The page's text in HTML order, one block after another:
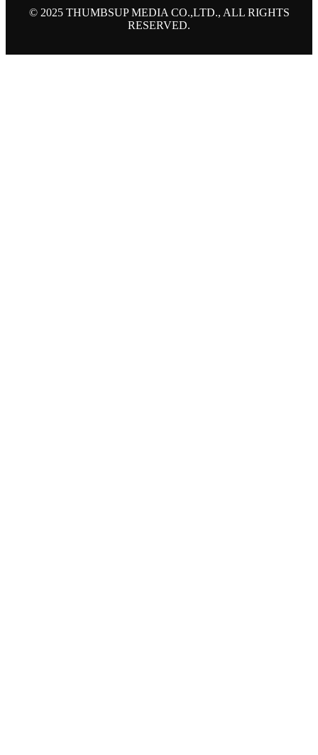
© 2025 THUMBSUP MEDIA CO.,LTD., ALL RIGHTS
RESERVED.